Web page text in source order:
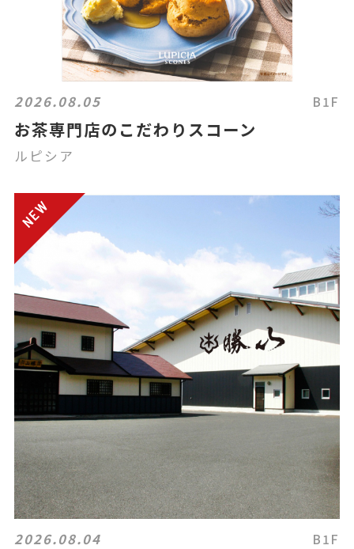
2026.08.05 B1F
お茶専門店のこだわりスコーン
ルピシア
2026.08.04 B1F